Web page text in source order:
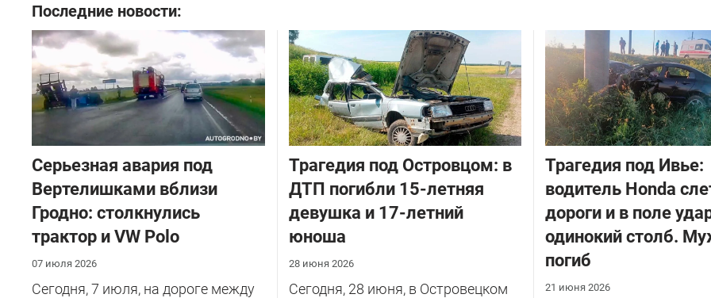
Последние новости:
Серьезная авария под
Вертелишками вблизи
Гродно: столкнулись
трактор и VW Polo
07 июля 2026
Сегодня, 7 июля, на дороге между
Трагедия под Островцом: в
ДТП погибли 15-летняя
девушка и 17-летний
юноша
28 июня 2026
Сегодня, 28 июня, в Островецком
Трагедия под Ивье:
водитель Honda
дороги и в поле
одинокий столб.
погиб
21 июня 2026